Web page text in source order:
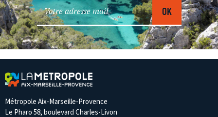
Métropole Aix-Marseille-Provence
Le Pharo 58, boulevard Charles-Livon